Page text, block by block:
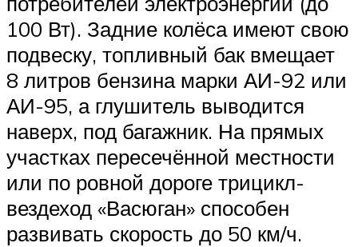
100 Вт). Задние колёса имеют свою
подвеску, топливный бак вмещает
8 литров бензина марки АИ-92 или
АИ-95, а глушитель выводится
наверх, под багажник. На прямых
участках пересечённой местности
или по ровной дороге трицикл-
вездеход «Васюган» способен
развивать скорость до 50 км/ч.